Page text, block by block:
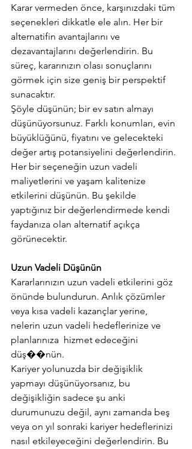
Karar vermeden önce, karşınızdaki tüm
seçenekleri dikkatle ele alın. Her bir
alternatifin avantajlarını ve
dezavantajlarını değerlendirin. Bu
süreç, kararınızın olası sonuçlarını
görmek için size geniş bir perspektif
sunacaktır.
Şöyle düşünün; bir ev satın almayı
düşünüyorsunuz. Farklı konumları, evin
büyüklüğünü, fiyatını ve gelecekteki
değer artış potansiyelini değerlendirin.
Her bir seçeneğin uzun vadeli
maliyetlerini ve yaşam kalitenize
etkilerini düşünün. Bu şekilde
yaptığınız bir değerlendirmede kendi
faydanıza olan alternatif açıkça
görünecektir.
Uzun Vadeli Düşünün
Kararlarınızın uzun vadeli etkilerini göz
önünde bulundurun. Anlık çözümler
veya kısa vadeli kazançlar yerine,
nelerin uzun vadeli hedeflerinize ve
planlarınıza  hizmet edeceğini
düş��nün.
Kariyer yolunuzda bir değişiklik
yapmayı düşünüyorsanız, bu
değişikliğin sadece şu anki
durumunuzu değil, aynı zamanda beş
veya on yıl sonraki kariyer hedeflerinizi
nasıl etkileyeceğini değerlendirin. Bu